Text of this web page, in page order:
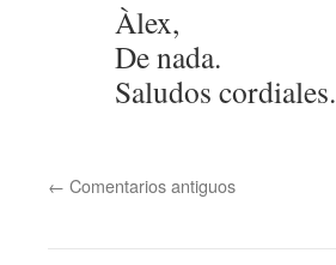
Àlex,
De nada.
Saludos cordiales.
← Comentarios antiguos